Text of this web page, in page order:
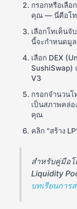
กรอกหรือเลื
คุณ — นี่คือโท
เลือกโทเค็นจั
นี้จะกำหนดมู
เลือก DEX
SushiSwap)
V3
กรอกจำนวน
เป็นสภาพคล่อ
คุณ
คลิก "สร้าง
สำหรับคู่มือโ
Liquidity
บทเรียนการ